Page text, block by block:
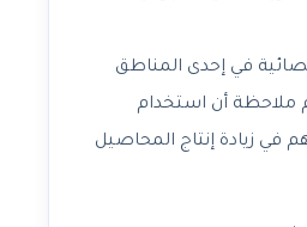
في إحدى المناطق
ملاحظة أن استخدام
في زيادة إنتاج المحاصيل